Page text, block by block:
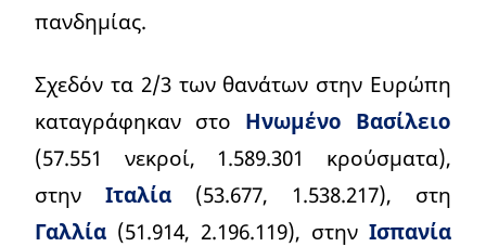
πανδημίας.
Σχεδόν τα 2/3 των θανάτων στην Ευρώπη
καταγράφηκαν στο Ηνωμένο Βασίλειο
(57.551 νεκροί, 1.589.301 κρούσματα),
στην Ιταλία (53.677, 1.538.217), στη
Γαλλία (51.914, 2.196.119), στην Ισπανία